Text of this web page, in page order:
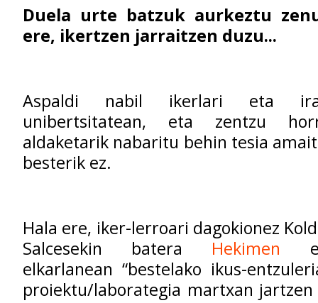
Duela urte batzuk aurkeztu
ere, ikertzen jarraitzen duzu...
Aspaldi nabil ikerlari eta
unibertsitatean, eta zentzu
aldaketarik nabaritu behin tesia
besterik ez.
Hala ere, iker-lerroari dagokionez
Salcesekin batera Hekimen
elkarlanean “bestelako ikus-
proiektu/laborategia martxan